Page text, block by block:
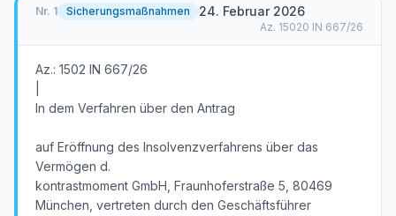
Nr. 1 Sicherungsmaßnahmen 24. Februar 2026
Az. 15020 IN 667/26
Az.: 1502 IN 667/26
In dem Verfahren über den Antrag
auf Eröffnung des Insolvenzverfahrens über das
Vermögen d.
kontrastmoment GmbH, Fraunhoferstraße 5, 80469
München, vertreten durch den Geschäftsführer